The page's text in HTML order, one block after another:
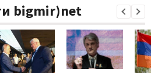
bigmir)net